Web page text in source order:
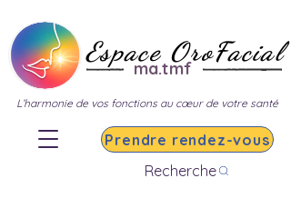
Recherche
Prendre rendez-vous
ma.tmf
Espace OroFacial
L’harmonie de vos fonctions au cœur de votre santé